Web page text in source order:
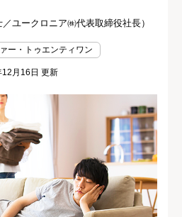
ユークロニア㈱代表取締役社長）
ー・トゥエンティワン
月16日 更新